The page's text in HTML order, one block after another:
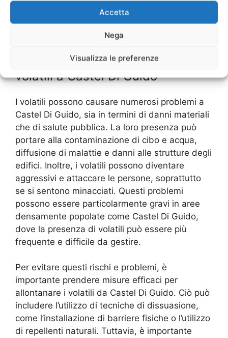
Accetta
Nega
Visualizza le preferenze
Rischi e problemi causati dai
volatili a Castel Di Guido
I volatili possono causare numerosi problemi a
Castel Di Guido, sia in termini di danni materiali
che di salute pubblica. La loro presenza può
portare alla contaminazione di cibo e acqua,
diffusione di malattie e danni alle strutture degli
edifici. Inoltre, i volatili possono diventare
aggressivi e attaccare le persone, soprattutto
se si sentono minacciati. Questi problemi
possono essere particolarmente gravi in aree
densamente popolate come Castel Di Guido,
dove la presenza di volatili può essere più
frequente e difficile da gestire.
Per evitare questi rischi e problemi, è
importante prendere misure efficaci per
allontanare i volatili da Castel Di Guido. Ciò può
includere l’utilizzo di tecniche di dissuasione,
come l’installazione di barriere fisiche o l’utilizzo
di repellenti naturali. Tuttavia, è importante